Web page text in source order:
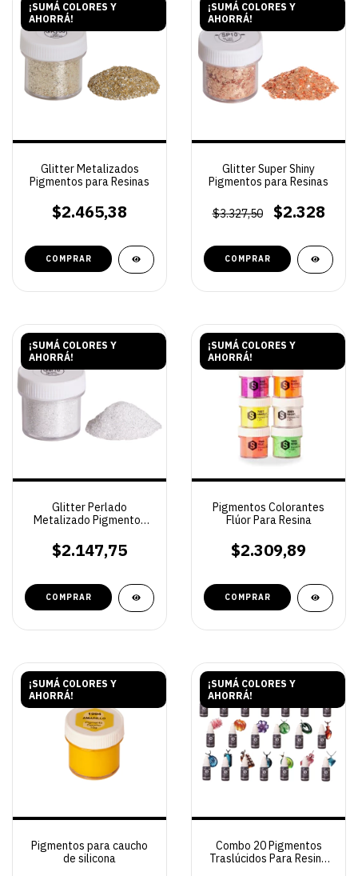
¡SUMÁ COLORES Y
AHORRÁ!
Glitter Metalizados
Pigmentos para Resinas
$2.465,38
COMPRAR
¡SUMÁ COLORES Y
AHORRÁ!
Glitter Super Shiny
Pigmentos para Resinas
$3.327,50 $2.328
COMPRAR
¡SUMÁ COLORES Y
AHORRÁ!
Glitter Perlado
Metalizado Pigmentos
$2.147,75
COMPRAR
¡SUMÁ COLORES Y
AHORRÁ!
Pigmentos Colorantes
Flúor Para Resina
$2.309,89
COMPRAR
¡SUMÁ COLORES Y
AHORRÁ!
Pigmentos para caucho
de silicona
¡SUMÁ COLORES Y
AHORRÁ!
Combo 20 Pigmentos
Traslúcidos Para Resina